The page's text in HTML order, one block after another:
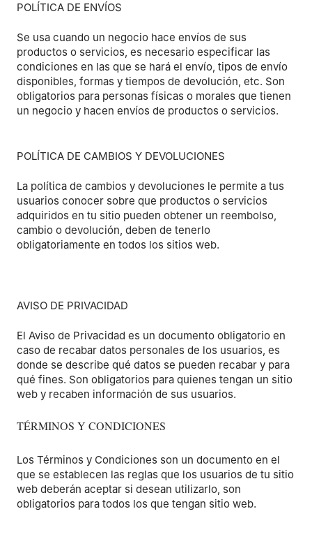
POLÍTICA DE ENVÍOS
Se usa cuando un negocio hace envíos de sus
productos o servicios, es necesario especificar las
condiciones en las que se hará el envío, tipos de envío
disponibles, formas y tiempos de devolución, etc. Son
obligatorios para personas físicas o morales que tienen
un negocio y hacen envíos de productos o servicios.
POLÍTICA DE CAMBIOS Y DEVOLUCIONES
La política de cambios y devoluciones le permite a tus
usuarios conocer sobre que productos o servicios
adquiridos en tu sitio pueden obtener un reembolso,
cambio o devolución, deben de tenerlo
obligatoriamente en todos los sitios web.
AVISO DE PRIVACIDAD
El Aviso de Privacidad es un documento obligatorio en
caso de recabar datos personales de los usuarios, es
donde se describe qué datos se pueden recabar y para
qué fines. Son obligatorios para quienes tengan un sitio
web y recaben información de sus usuarios.
TÉRMINOS Y CONDICIONES
Los Términos y Condiciones son un documento en el
que se establecen las reglas que los usuarios de tu sitio
web deberán aceptar si desean utilizarlo, son
obligatorios para todos los que tengan sitio web.